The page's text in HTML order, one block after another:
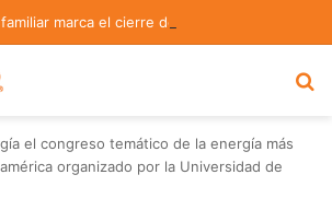
el congreso temático de la energía más
organizado por la Universidad de